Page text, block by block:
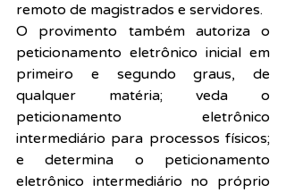
remoto de magistrados e servidores.
O provimento também autoriza o
peticionamento eletrônico inicial em
primeiro e segundo graus, de
qualquer matéria; veda o
peticionamento eletrônico
intermediário para processos físicos;
e determina o peticionamento
eletrônico intermediário no próprio